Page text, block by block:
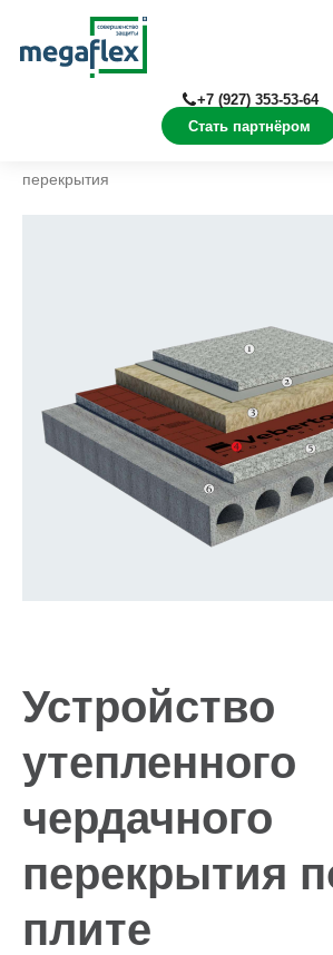
Стать партнёром
+7 (927) 353-53-64
перекрытия
Устройство
утепленного
чердачного
перекрытия
плите